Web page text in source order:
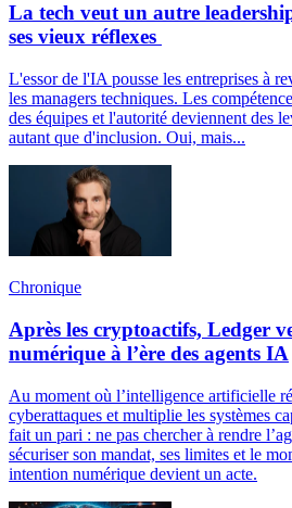
La tech veut un autre
ses vieux réflexes
L'essor de l'IA pousse les entreprises à
les managers techniques. Les
des équipes et l'autorité deviennent des
autant que d'inclusion. Oui, mais...
Chronique
Après les cryptoactifs, Ledger
numérique à l’ère des agents IA
Au moment où l’intelligence artificielle
cyberattaques et multiplie les systèmes
fait un pari : ne pas chercher à rendre
sécuriser son mandat, ses limites et le
intention numérique devient un acte.